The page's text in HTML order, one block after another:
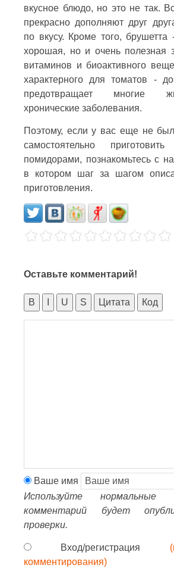
вкусное блюдо, но это не так.
прекрасно дополняют друг
по вкусу. Кроме того, брушетта
хорошая, но и очень полезная
витаминов и биоактивного
характерного для томатов -
предотвращает многие
хронические заболевания.
Поэтому, если у вас еще не
самостоятельно
помидорами, познакомьтесь с
в котором шаг за шагом
приготовления.
Оставьте комментарий!
B U S Цитата Код
Ваше имя
Используйте
комментарий будет
проверки.
Вход/регистрация
комментирования)